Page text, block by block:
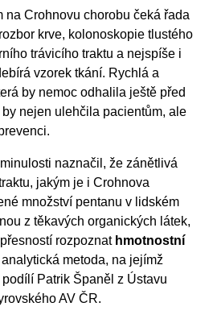
na Crohnovu chorobu čeká řada
krve, kolonoskopie tlustého
trávicího traktu a nejspíše i
vzorek tkání. Rychlá a
by nemoc odhalila ještě před
nejen ulehčila pacientům, ale
naznačil, že zánětlivá
jakým je i Crohnova
množství pentanu v lidském
z těkavých organických látek,
rozpoznat hmotnostní
analytická metoda, na jejímž
Patrik Španěl z Ústavu
AV ČR.